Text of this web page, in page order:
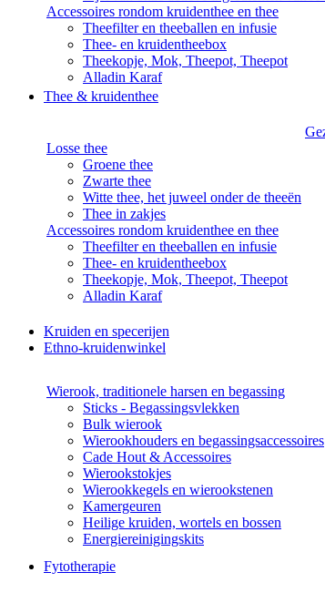
Accessoires rondom kruidenthee en thee
Theefilter en theeballen en infusie
Thee- en kruidentheebox
Theekopje, Mok, Theepot, Theepot
Alladin Karaf
Thee & kruidenthee
Losse thee
Groene thee
Zwarte thee
Witte thee, het juweel onder de theeën
Thee in zakjes
Accessoires rondom kruidenthee en thee
Theefilter en theeballen en infusie
Thee- en kruidentheebox
Theekopje, Mok, Theepot, Theepot
Alladin Karaf
Kruiden en specerijen
Ethno-kruidenwinkel
Wierook, traditionele harsen en begassing
Sticks - Begassingsvlekken
Bulk wierook
Wierookhouders en begassingsaccessoires
Cade Hout & Accessoires
Wierookstokjes
Wierookkegels en wierookstenen
Kamergeuren
Heilige kruiden, wortels en bossen
Energiereinigingskits
Fytotherapie